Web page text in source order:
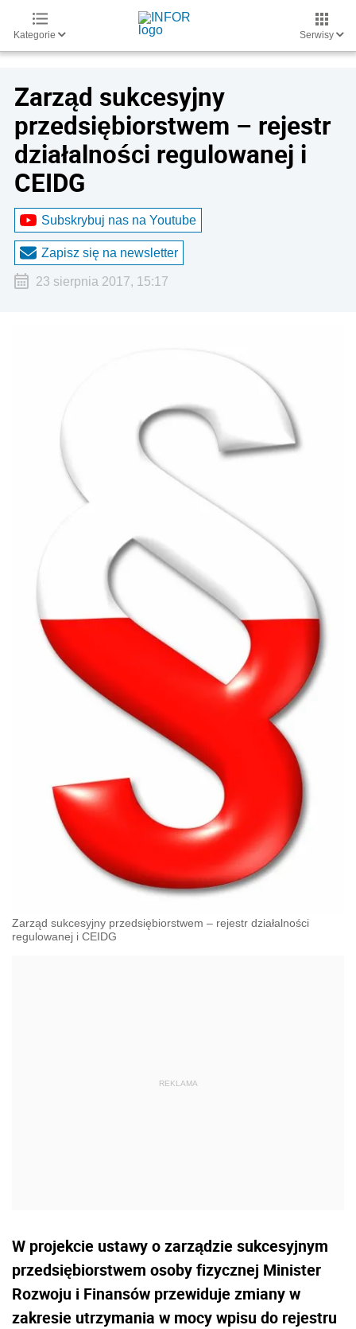
Kategorie Serwisy
Zarząd sukcesyjny
przedsiębiorstwem – rejestr
działalności regulowanej i
CEIDG
Subskrybuj nas na Youtube
Zapisz się na newsletter
23 sierpnia 2017, 15:17
Zarząd sukcesyjny przedsiębiorstwem – rejestr działalności
regulowanej i CEIDG
W projekcie ustawy o zarządzie sukcesyjnym
przedsiębiorstwem osoby fizycznej Minister
Rozwoju i Finansów przewiduje zmiany w
zakresie utrzymania w mocy wpisu do rejestru